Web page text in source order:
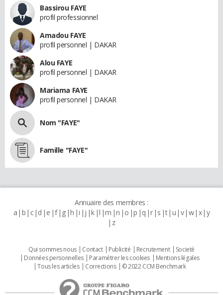
Bassirou FAYE
profil professionnel
Amadou FAYE
profil personnel | DAKAR
Alou FAYE
profil personnel | DAKAR
Mariama FAYE
profil personnel | DAKAR
Nom "FAYE"
Famille "FAYE"
Annuaire des membres :
a b c d e f g h i j k l m n o p q r s t u v w x y
z
Qui sommes nous Contact Publicité Recrutement
Societé
Données personnelles
Paramétrer les cookies
Mentions légales
Tous les articles
Corrections © 2022 CCM Benchmark